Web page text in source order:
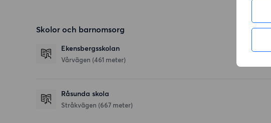
Skolor och barnomsorg
Ekensbergsskolan
Vårvägen (461 meter)
Råsunda skola
Stråkvägen (667 meter)